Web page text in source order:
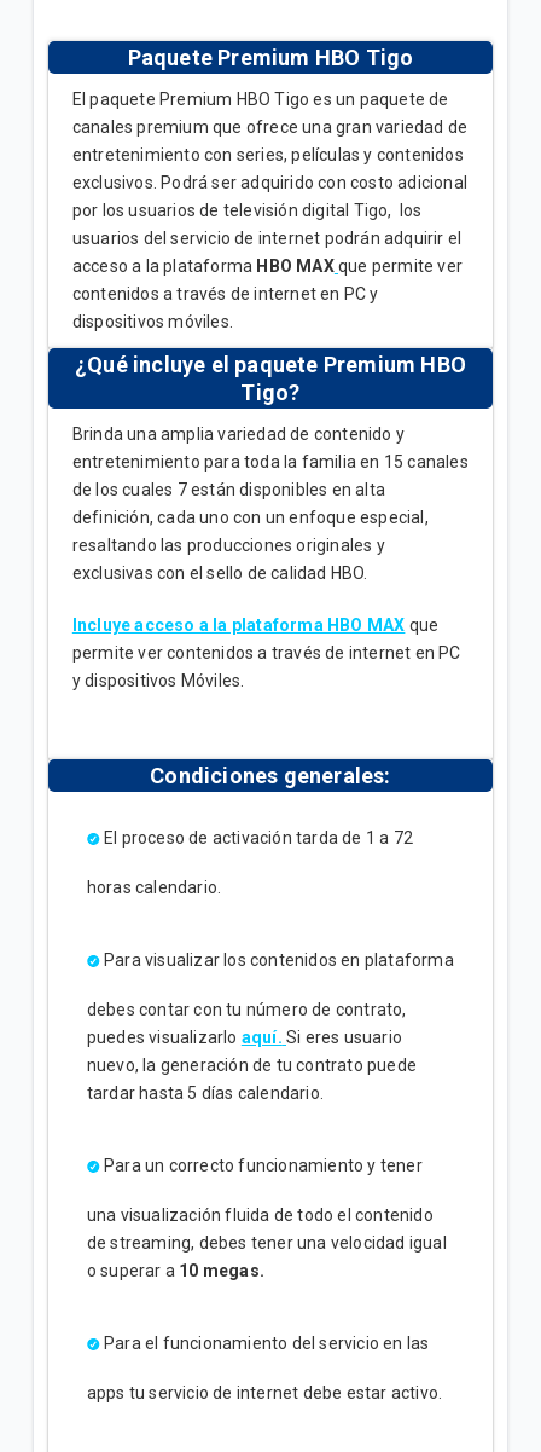
Términos y condiciones de Prime Video para
Hogares | Hogar
Todo lo que debes saber sobre Prime Video | Hogar
VER MÁS
Paquete Premium HBO Tigo
El paquete Premium HBO Tigo es un paquete de
canales premium que ofrece una gran variedad de
entretenimiento con series, películas y contenidos
exclusivos. Podrá ser adquirido con costo adicional
por los usuarios de televisión digital Tigo, los
usuarios del servicio de internet podrán adquirir el
acceso a la plataforma HBO MAX que permite ver
contenidos a través de internet en PC y
dispositivos móviles.
¿Qué incluye el paquete Premium HBO
Tigo?
Brinda una amplia variedad de contenido y
entretenimiento para toda la familia en 15 canales
de los cuales 7 están disponibles en alta
definición, cada uno con un enfoque especial,
resaltando las producciones originales y
exclusivas con el sello de calidad HBO.
Incluye acceso a la plataforma HBO MAX que
permite ver contenidos a través de internet en PC
y dispositivos Móviles.
Condiciones generales:
El proceso de activación tarda de 1 a 72
horas calendario.
Para visualizar los contenidos en plataforma
debes contar con tu número de contrato,
puedes visualizarlo aquí. Si eres usuario
nuevo, la generación de tu contrato puede
tardar hasta 5 días calendario.
Para un correcto funcionamiento y tener
una visualización fluida de todo el contenido
de streaming, debes tener una velocidad igual
o superar a 10 megas.
Para el funcionamiento del servicio en las
apps tu servicio de internet debe estar activo.